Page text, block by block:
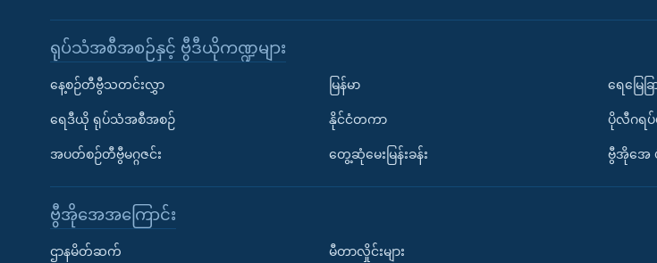
ရုပ်သံအစီအစဉ်နှင့် ဗွီဒီယိုကဏ္ဍများ
နေ့စဉ်တီဗွီသတင်းလွှာ
ရေဒီယို ရုပ်သံအစီအစဉ်
အပတ်စဉ်တီဗွီမဂ္ဂဇင်း
မြန်မာ
နိုင်ငံတကာ
တွေ့ဆုံမေးမြန်းခန်း
ရေမြေခ
ပိုလီဂရ
ဗွီအိုအေ
ဗွီအိုအေအကြောင်း
ဌာနမိတ်ဆက် မီတာလှိုင်းများ